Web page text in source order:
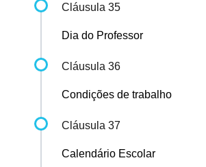
Cláusula 35
Dia do Professor
Cláusula 36
Condições de trabalho
Cláusula 37
Calendário Escolar